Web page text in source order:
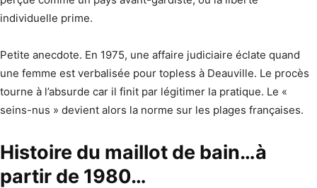
individuelle prime.
Petite anecdote. En 1975, une affaire judiciaire éclate quand
une femme est verbalisée pour topless à Deauville. Le procès
tourne à l’absurde car il finit par légitimer la pratique. Le «
seins-nus » devient alors la norme sur les plages françaises.
Histoire du maillot de bain…à
partir de 1980…